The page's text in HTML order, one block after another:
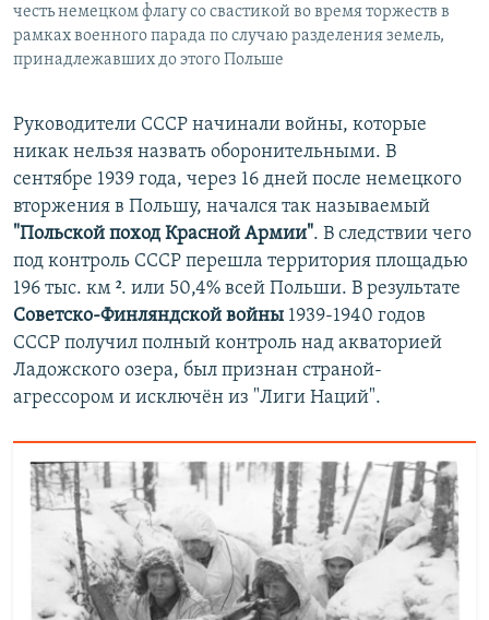
честь немецком флагу со свастикой во время торжеств в
рамках военного парада по случаю разделения земель,
принадлежавших до этого Польше
Руководители СССР начинали войны, которые
никак нельзя назвать оборонительными. В
сентябре 1939 года, через 16 дней после немецкого
вторжения в Польшу, начался так называемый
"Польской поход Красной Армии". В следствии чего
под контроль СССР перешла территория площадью
196 тыс. км ². или 50,4% всей Польши. В результате
Советско-Финляндской войны 1939-1940 годов
СССР получил полный контроль над акваторией
Ладожского озера, был признан страной-
агрессором и исключён из "Лиги Наций".